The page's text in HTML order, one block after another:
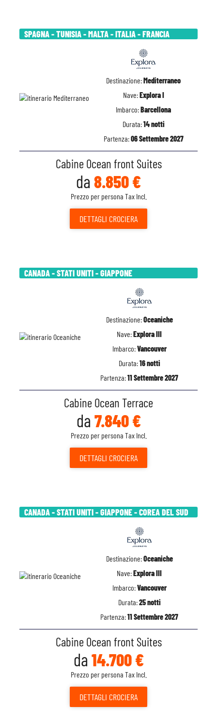
SPAGNA - TUNISIA - MALTA - ITALIA - FRANCIA
Destinazione:Mediterraneo
Nave:Explora I
Imbarco:Barcellona
Durata:14 notti
Partenza:06 Settembre 2027
Cabine Ocean front Suites
da 8.850 €
Prezzo per persona Tax Incl.
DETTAGLI CROCIERA
CANADA - STATI UNITI - GIAPPONE
Destinazione:Oceaniche
Nave:Explora III
Imbarco:Vancouver
Durata:16 notti
Partenza:11 Settembre 2027
Cabine Ocean Terrace
da 7.840 €
Prezzo per persona Tax Incl.
DETTAGLI CROCIERA
CANADA - STATI UNITI - GIAPPONE - COREA DEL SUD
Destinazione:Oceaniche
Nave:Explora III
Imbarco:Vancouver
Durata:25 notti
Partenza:11 Settembre 2027
Cabine Ocean front Suites
da 14.700 €
Prezzo per persona Tax Incl.
DETTAGLI CROCIERA